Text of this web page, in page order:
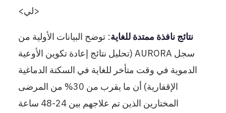
<لي>
نتائج نافذة ممتدة للغاية: توضح البيانات الأولية من
سجل AURORA (تحليل نتائج إعادة تكوين الأوعية
الدموية في وقت متأخر للغاية في السكتة الدماغية
الإقفارية) أن ما يقرب من 30% من المرضى
المختارين الذين تم علاجهم بين 24-48 ساعة